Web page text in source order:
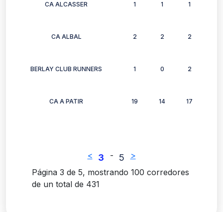
CA ALCASSER 1 1 1
CA ALBAL 2 2 2
BERLAY CLUB RUNNERS 1 0 2
CA A PATIR 19 14 17
< 3 - 5
>
Página 3 de 5, mostrando 100 corredores
de un total de 431